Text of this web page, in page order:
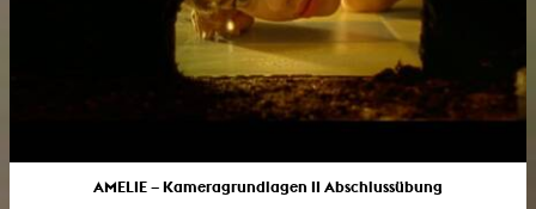
AMELIE – Kameragrundlagen II Abschlussübung